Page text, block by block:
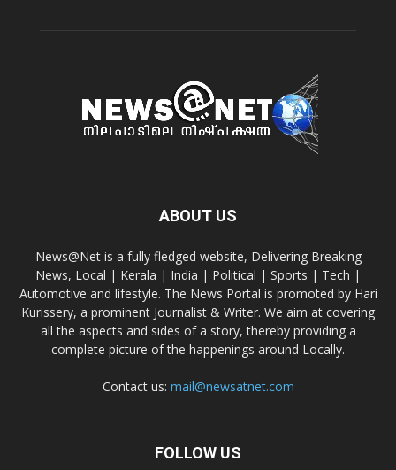
ABOUT US
News@Net is a fully fledged website, Delivering Breaking
News, Local | Kerala | India | Political | Sports | Tech |
Automotive and lifestyle. The News Portal is promoted by Hari
Kurissery, a prominent Journalist & Writer. We aim at covering
all the aspects and sides of a story, thereby providing a
complete picture of the happenings around Locally.
Contact us: mail@newsatnet.com
FOLLOW US